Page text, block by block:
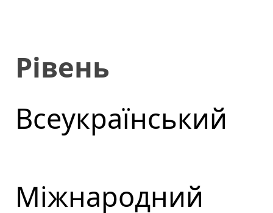
Рівень
Всеукраїнський
Міжнародний